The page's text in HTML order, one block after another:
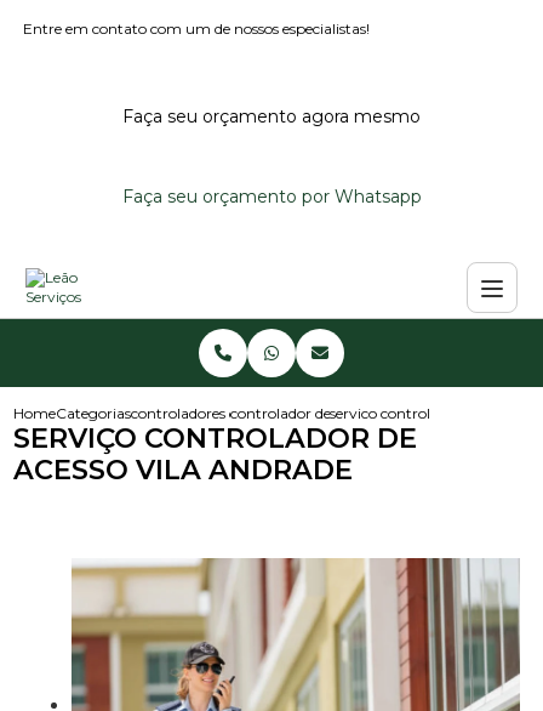
Entre em contato com um de nossos especialistas!
Faça seu orçamento agora mesmo
Faça seu orçamento por Whatsapp
HomeCategoriascontroladores de acessocontrolador de acesso condominio
servico controlador de acesso
SERVIÇO CONTROLADOR DE
ACESSO VILA ANDRADE